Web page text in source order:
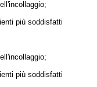
più soddisfatti
più soddisfatti